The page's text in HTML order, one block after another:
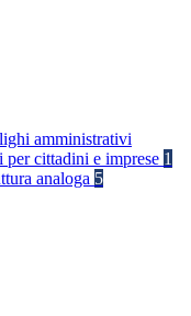
amministrativi
cittadini e imprese 1
analoga 5